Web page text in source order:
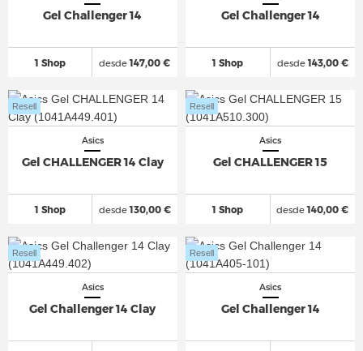
Gel Challenger 14
1 Shop desde147,00 €
Gel Challenger 14
1 Shop desde143,00 €
Asics
Gel CHALLENGER 14 Clay
1 Shop
Resell
desde130,00 €
Asics
Gel CHALLENGER 15
1 Shop
Resell
desde140,00 €
Asics
Gel Challenger 14 Clay
Resell
Asics
Gel Challenger 14
Resell